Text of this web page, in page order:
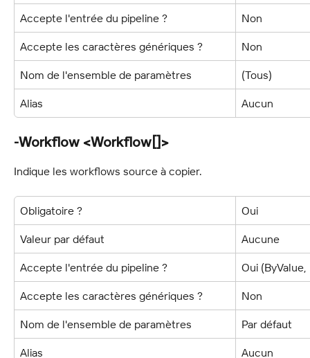
Accepte l'entrée du pipeline ? Non
Accepte les caractères génériques ? Non
Nom de l'ensemble de paramètres (Tous)
Alias Aucun
-Workflow <Workflow[]>
Indique les workflows source à copier.
Obligatoire ? Oui
Valeur par défaut Aucune
Accepte l'entrée du pipeline ? Oui
Accepte les caractères génériques ? Non
Nom de l'ensemble de paramètres Par défaut
Alias Aucun